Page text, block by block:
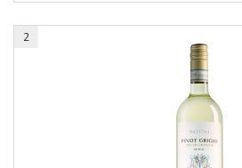
2